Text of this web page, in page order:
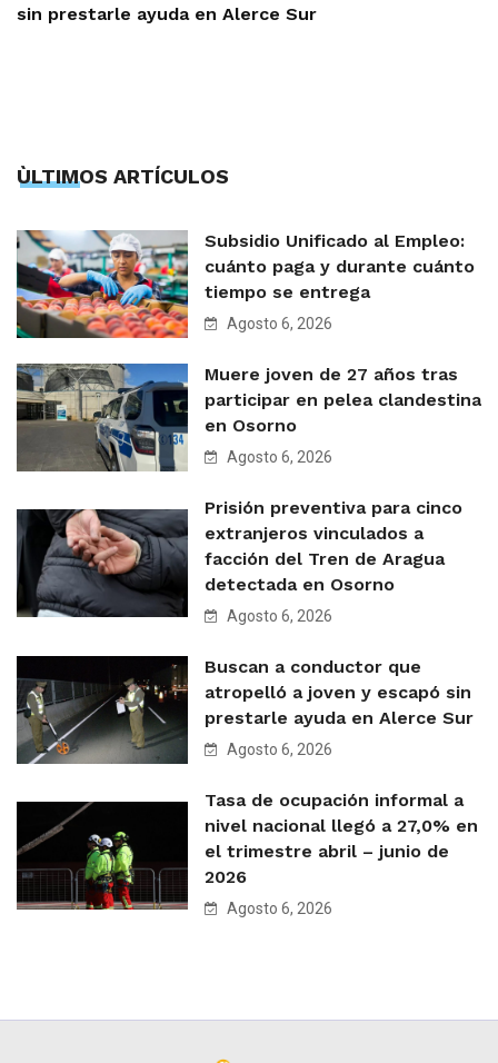
sin prestarle ayuda en Alerce Sur
ÙLTIMOS ARTÍCULOS
Subsidio Unificado al Empleo:
cuánto paga y durante cuánto
tiempo se entrega
Agosto 6, 2026
Muere joven de 27 años tras
participar en pelea clandestina
en Osorno
Agosto 6, 2026
Prisión preventiva para cinco
extranjeros vinculados a
facción del Tren de Aragua
detectada en Osorno
Agosto 6, 2026
Buscan a conductor que
atropelló a joven y escapó sin
prestarle ayuda en Alerce Sur
Agosto 6, 2026
Tasa de ocupación informal a
nivel nacional llegó a 27,0% en
el trimestre abril – junio de
2026
Agosto 6, 2026